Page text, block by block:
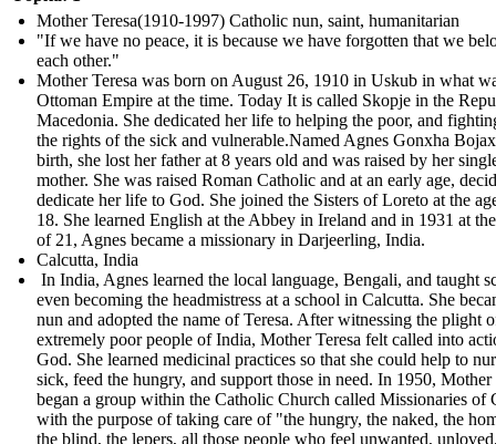
Mother Teresa(1910-1997) Catholic nun, saint, humanitarian
"If we have no peace, it is because we have forgotten that we
each other."
Mother Teresa was born on August 26, 1910 in Uskub in what
Ottoman Empire at the time. Today It is called Skopje in the
Macedonia. She dedicated her life to helping the poor, and
the rights of the sick and vulnerable.Named Agnes Gonxha
birth, she lost her father at 8 years old and was raised by her
mother. She was raised Roman Catholic and at an early age,
dedicate her life to God. She joined the Sisters of Loreto at the
18. She learned English at the Abbey in Ireland and in 1931 at
of 21, Agnes became a missionary in Darjeerling, India.
Calcutta, India
In India, Agnes learned the local language, Bengali, and taught
even becoming the headmistress at a school in Calcutta. She
nun and adopted the name of Teresa. After witnessing the plight
extremely poor people of India, Mother Teresa felt called into
God. She learned medicinal practices so that she could help to
sick, feed the hungry, and support those in need. In 1950, Mother
began a group within the Catholic Church called Missionaries of
with the purpose of taking care of "the hungry, the naked, the
the blind, the lepers, all those people who feel unwanted,